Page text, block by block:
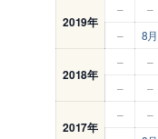
2019年
– –
–
8月
2018年
– –
–
–
2017年
– –